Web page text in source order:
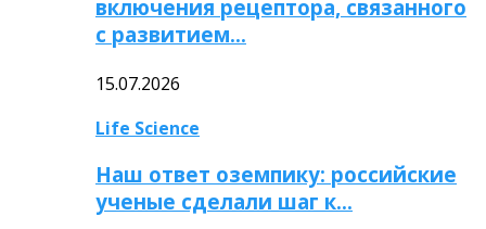
включения рецептора, связанного
с развитием…
15.07.2026
Life Science
Наш ответ оземпику: российские
ученые сделали шаг к…